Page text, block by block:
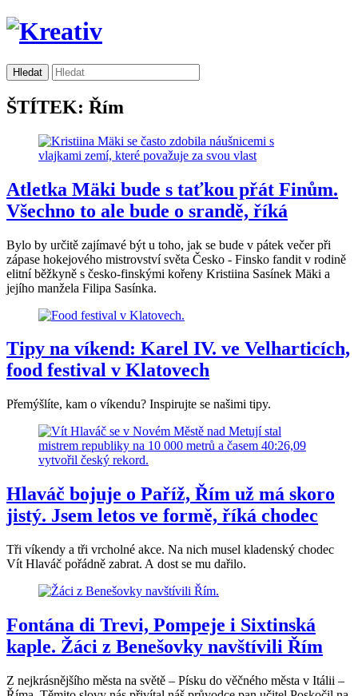
ŠTÍTEK: Řím
Atletka Mäki bude s taťkou přát Finům.
Všechno to ale bude o srandě, říká
Bylo by určitě zajímavé být u toho, jak se bude v pátek večer při
zápase hokejového mistrovství světa Česko - Finsko fandit v rodině
elitní běžkyně s česko-finskými kořeny Kristiina Sasínek Mäki a
jejího manžela Filipa Sasínka.
Tipy na víkend: Karel IV. ve Velharticích,
food festival v Klatovech
Přemýšlíte, kam o víkendu? Inspirujte se našimi tipy.
Hlaváč bojuje o Paříž, Řím už má skoro
jistý. Jsem letos ve formě, říká chodec
Tři víkendy a tři vrcholné akce. Na nich musel kladenský chodec
Vít Hlaváč pořádně zabrat. A dost se mu dařilo.
Fontána di Trevi, Pompeje i Sixtinská
kaple. Žáci z Benešovky navštívili Řím
Z nejkrásnějšího města na světě – Písku do věčného města v Itálii –